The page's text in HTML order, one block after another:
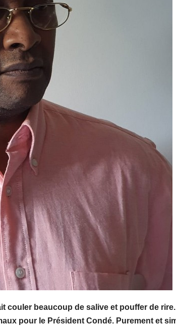
couler beaucoup de salive et pouffer de
pour le Président Condé. Purement et